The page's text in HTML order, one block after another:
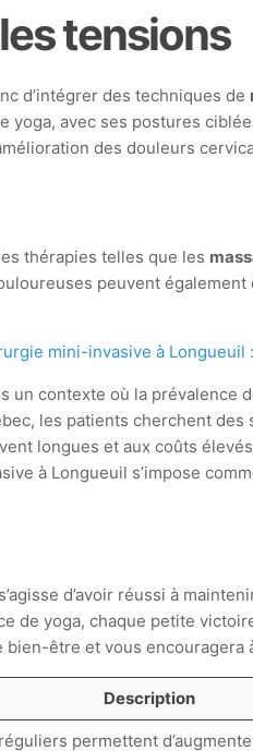
tensions
d’intégrer des techniques de
avec ses postures
des douleurs
thérapies telles que les
peuvent
mini-invasive à
un contexte où la prévalence
les patients cherchent
longues et aux coûts
à Longueuil s’impose
d’avoir réussi à
de yoga, chaque petite
être et vous
Description
permettent